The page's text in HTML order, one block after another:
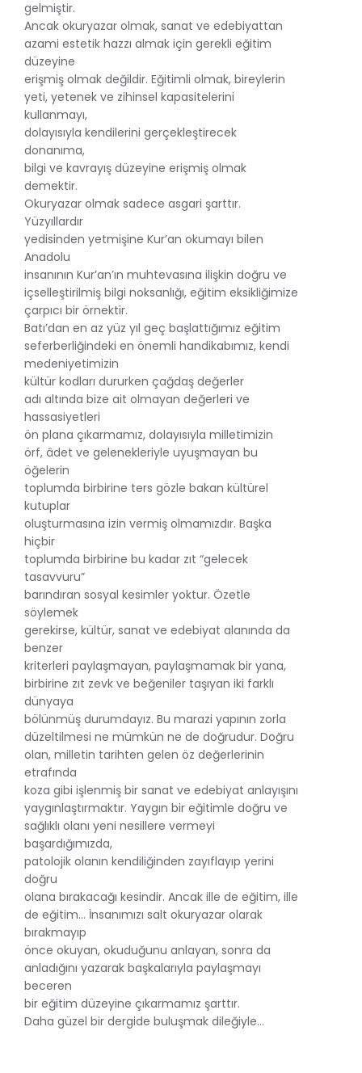
gelmiştir.
Ancak okuryazar olmak, sanat ve edebiyattan
azami estetik hazzı almak için gerekli eğitim
düzeyine
erişmiş olmak değildir. Eğitimli olmak, bireylerin
yeti, yetenek ve zihinsel kapasitelerini
kullanmayı,
dolayısıyla kendilerini gerçekleştirecek
donanıma,
bilgi ve kavrayış düzeyine erişmiş olmak
demektir.
Okuryazar olmak sadece asgari şarttır.
Yüzyıllardır
yedisinden yetmişine Kur’an okumayı bilen
Anadolu
insanının Kur’an’ın muhtevasına ilişkin doğru ve
içselleştirilmiş bilgi noksanlığı, eğitim eksikliğimize
çarpıcı bir örnektir.
Batı’dan en az yüz yıl geç başlattığımız eğitim
seferberliğindeki en önemli handikabımız, kendi
medeniyetimizin
kültür kodları dururken çağdaş değerler
adı altında bize ait olmayan değerleri ve
hassasiyetleri
ön plana çıkarmamız, dolayısıyla milletimizin
örf, âdet ve gelenekleriyle uyuşmayan bu
öğelerin
toplumda birbirine ters gözle bakan kültürel
kutuplar
oluşturmasına izin vermiş olmamızdır. Başka
hiçbir
toplumda birbirine bu kadar zıt “gelecek
tasavvuru”
barındıran sosyal kesimler yoktur. Özetle
söylemek
gerekirse, kültür, sanat ve edebiyat alanında da
benzer
kriterleri paylaşmayan, paylaşmamak bir yana,
birbirine zıt zevk ve beğeniler taşıyan iki farklı
dünyaya
bölünmüş durumdayız. Bu marazi yapının zorla
düzeltilmesi ne mümkün ne de doğrudur. Doğru
olan, milletin tarihten gelen öz değerlerinin
etrafında
koza gibi işlenmiş bir sanat ve edebiyat anlayışını
yaygınlaştırmaktır. Yaygın bir eğitimle doğru ve
sağlıklı olanı yeni nesillere vermeyi
başardığımızda,
patolojik olanın kendiliğinden zayıflayıp yerini
doğru
olana bırakacağı kesindir. Ancak ille de eğitim, ille
de eğitim… İnsanımızı salt okuryazar olarak
bırakmayıp
önce okuyan, okuduğunu anlayan, sonra da
anladığını yazarak başkalarıyla paylaşmayı
beceren
bir eğitim düzeyine çıkarmamız şarttır.
Daha güzel bir dergide buluşmak dileğiyle…